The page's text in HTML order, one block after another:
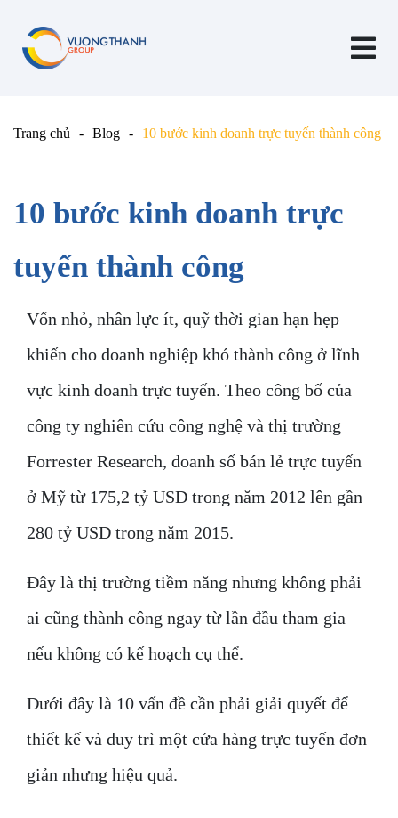
Trang chủ Blog 10 bước kinh doanh trực tuyến thành công
10 bước kinh doanh trực
tuyến thành công
Vốn nhỏ, nhân lực ít, quỹ thời gian hạn hẹp
khiến cho doanh nghiệp khó thành công ở lĩnh
vực kinh doanh trực tuyến. Theo công bố của
công ty nghiên cứu công nghệ và thị trường
Forrester Research, doanh số bán lẻ trực tuyến
ở Mỹ từ 175,2 tỷ USD trong năm 2012 lên gần
280 tỷ USD trong năm 2015.
Đây là thị trường tiềm năng nhưng không phải
ai cũng thành công ngay từ lần đầu tham gia
nếu không có kế hoạch cụ thể.
Dưới đây là 10 vấn đề cần phải giải quyết để
thiết kế và duy trì một cửa hàng trực tuyến đơn
giản nhưng hiệu quả.